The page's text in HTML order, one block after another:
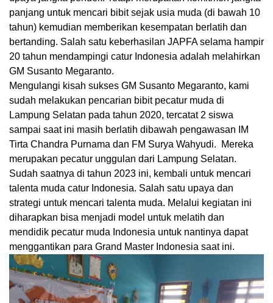
panjang untuk mencari bibit sejak usia muda (di bawah 10
tahun) kemudian memberikan kesempatan berlatih dan
bertanding. Salah satu keberhasilan JAPFA selama hampir
20 tahun mendampingi catur Indonesia adalah melahirkan
GM Susanto Megaranto.
Mengulangi kisah sukses GM Susanto Megaranto, kami
sudah melakukan pencarian bibit pecatur muda di
Lampung Selatan pada tahun 2020, tercatat 2 siswa
sampai saat ini masih berlatih dibawah pengawasan IM
Tirta Chandra Purnama dan FM Surya Wahyudi. Mereka
merupakan pecatur unggulan dari Lampung Selatan.
Sudah saatnya di tahun 2023 ini, kembali untuk mencari
talenta muda catur Indonesia. Salah satu upaya dan
strategi untuk mencari talenta muda. Melalui kegiatan ini
diharapkan bisa menjadi model untuk melatih dan
mendidik pecatur muda Indonesia untuk nantinya dapat
menggantikan para Grand Master Indonesia saat ini.